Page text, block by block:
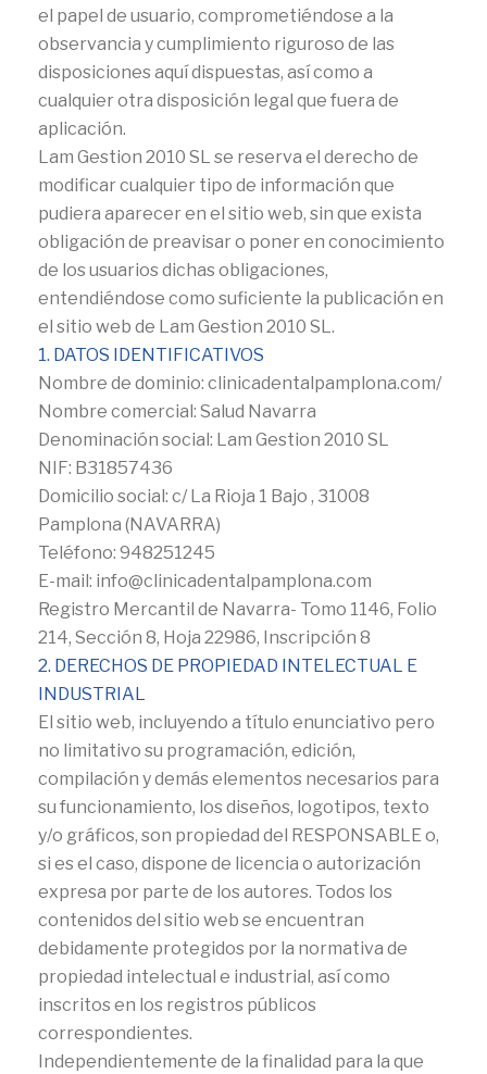
el papel de usuario, comprometiéndose a la
observancia y cumplimiento riguroso de las
disposiciones aquí dispuestas, así como a
cualquier otra disposición legal que fuera de
aplicación.
Lam Gestion 2010 SL se reserva el derecho de
modificar cualquier tipo de información que
pudiera aparecer en el sitio web, sin que exista
obligación de preavisar o poner en conocimiento
de los usuarios dichas obligaciones,
entendiéndose como suficiente la publicación en
el sitio web de Lam Gestion 2010 SL.
1. DATOS IDENTIFICATIVOS
Nombre de dominio: clinicadentalpamplona.com/
Nombre comercial: Salud Navarra
Denominación social: Lam Gestion 2010 SL
NIF: B31857436
Domicilio social: c/ La Rioja 1 Bajo , 31008
Pamplona (NAVARRA)
Teléfono: 948251245
E-mail: info@clinicadentalpamplona.com
Registro Mercantil de Navarra- Tomo 1146, Folio
214, Sección 8, Hoja 22986, Inscripción 8
2. DERECHOS DE PROPIEDAD INTELECTUAL E
INDUSTRIAL
El sitio web, incluyendo a título enunciativo pero
no limitativo su programación, edición,
compilación y demás elementos necesarios para
su funcionamiento, los diseños, logotipos, texto
y/o gráficos, son propiedad del RESPONSABLE o,
si es el caso, dispone de licencia o autorización
expresa por parte de los autores. Todos los
contenidos del sitio web se encuentran
debidamente protegidos por la normativa de
propiedad intelectual e industrial, así como
inscritos en los registros públicos
correspondientes.
Independientemente de la finalidad para la que